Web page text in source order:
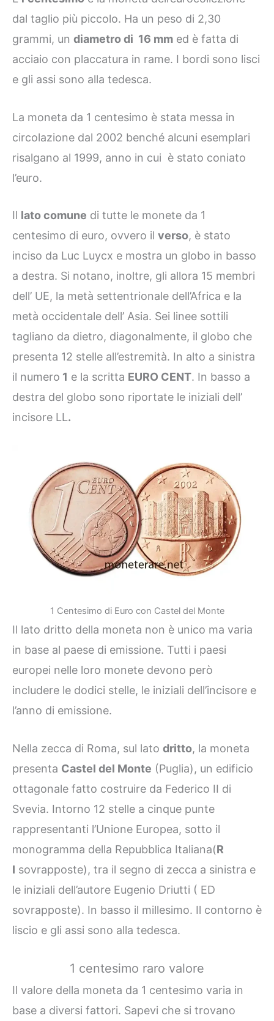
dal taglio più piccolo. Ha un peso di 2,30
grammi, un diametro di 16 mm ed è fatta di
acciaio con placcatura in rame. I bordi sono lisci
e gli assi sono alla tedesca.
La moneta da 1 centesimo è stata messa in
circolazione dal 2002 benché alcuni esemplari
risalgano al 1999, anno in cui è stato coniato
l’euro.
Il lato comune di tutte le monete da 1
centesimo di euro, ovvero il verso, è stato
inciso da Luc Luycx e mostra un globo in basso
a destra. Si notano, inoltre, gli allora 15 membri
dell’ UE, la metà settentrionale dell’Africa e la
metà occidentale dell’ Asia. Sei linee sottili
tagliano da dietro, diagonalmente, il globo che
presenta 12 stelle all’estremità. In alto a sinistra
il numero 1 e la scritta EURO CENT. In basso a
destra del globo sono riportate le iniziali dell’
incisore LL.
1 Centesimo di Euro con Castel del Monte
Il lato dritto della moneta non è unico ma varia
in base al paese di emissione. Tutti i paesi
europei nelle loro monete devono però
includere le dodici stelle, le iniziali dell’incisore e
l’anno di emissione.
Nella zecca di Roma, sul lato dritto, la moneta
presenta Castel del Monte (Puglia), un edificio
ottagonale fatto costruire da Federico II di
Svevia. Intorno 12 stelle a cinque punte
rappresentanti l’Unione Europea, sotto il
monogramma della Repubblica Italiana(R
I sovrapposte), tra il segno di zecca a sinistra e
le iniziali dell’autore Eugenio Driutti ( ED
sovrapposte). In basso il millesimo. Il contorno è
liscio e gli assi sono alla tedesca.
1 centesimo raro valore
Il valore della moneta da 1 centesimo varia in
base a diversi fattori. Sapevi che si trovano